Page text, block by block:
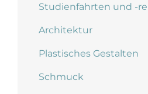
Studienfahrten und -
Architektur
Plastisches Gestalten
Schmuck